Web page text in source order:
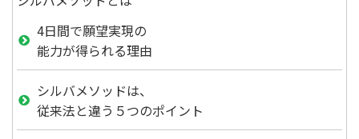
4日間で願望実現の
能力が得られる理由
シルバメソッドは、
従来法と違う５つのポイント